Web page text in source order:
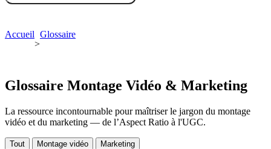
Accueil
>
Glossaire
Glossaire Montage Vidéo & Marketing
La ressource incontournable pour maîtriser le jargon du montage
vidéo et du marketing — de l’Aspect Ratio à l'UGC.
Tout Montage vidéo Marketing